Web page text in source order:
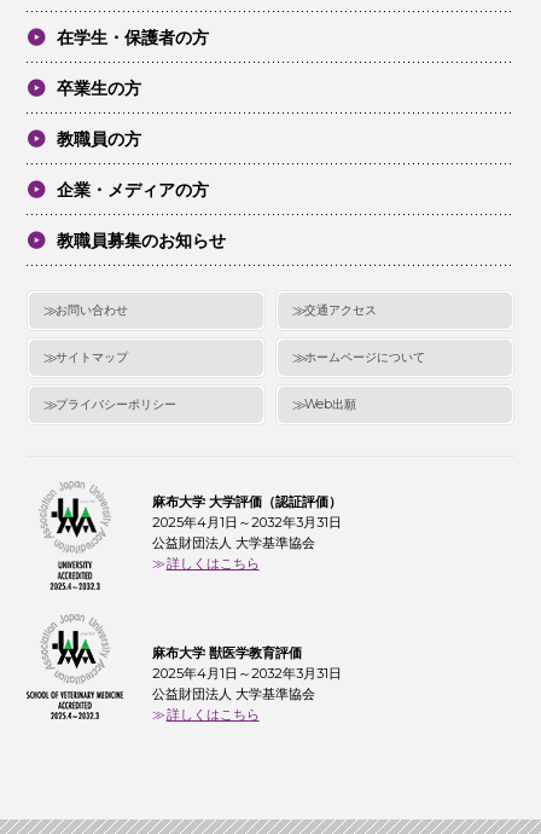
在学生・保護者の方
卒業生の方
教職員の方
企業・メディアの方
教職員募集のお知らせ
お問い合わせ 交通アクセス
サイトマップ ホームページについて
プライバシーポリシー Web出願
麻布大学 大学評価（認証評価）
2025年4月1日～2032年3月31日
公益財団法人 大学基準協会
詳しくはこちら
麻布大学 獣医学教育評価
2025年4月1日～2032年3月31日
公益財団法人 大学基準協会
詳しくはこちら